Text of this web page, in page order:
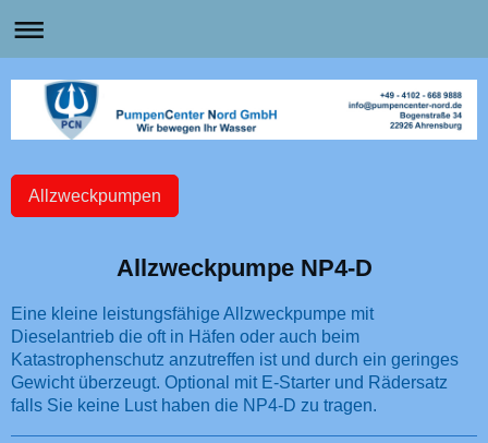
Allzweckpumpen
Allzweckpumpe NP4-D
Eine kleine leistungsfähige Allzweckpumpe mit
Dieselantrieb die oft in Häfen oder auch beim
Katastrophenschutz anzutreffen ist und durch ein geringes
Gewicht überzeugt. Optional mit E-Starter und Rädersatz
falls Sie keine Lust haben die NP4-D zu tragen.